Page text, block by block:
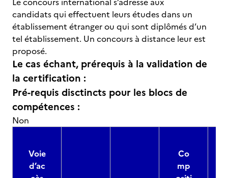
candidats qui effectuent leurs études dans un
établissement étranger ou qui sont diplômés d’un
tel établissement. Un concours à distance leur est
proposé.
Le cas échant, prérequis à la validation de
la certification :
Pré-requis disctincts pour les blocs de
compétences :
Non
Voie
d’ac
Co
mp